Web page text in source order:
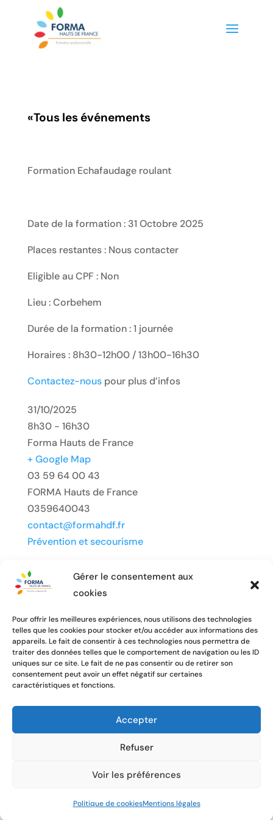
Gérer le consentement aux
cookies
Pour offrir les meilleures expériences, nous utilisons des technologies
telles que les cookies pour stocker et/ou accéder aux informations des
appareils. Le fait de consentir à ces technologies nous permettra de
traiter des données telles que le comportement de navigation ou les ID
uniques sur ce site. Le fait de ne pas consentir ou de retirer son
consentement peut avoir un effet négatif sur certaines
caractéristiques et fonctions.
Accepter
Refuser
Voir les préférences
Politique de cookiesMentions légales
«Tous les événements
Formation Echafaudage roulant
Date de la formation : 31 Octobre 2025
Places restantes : Nous contacter
Eligible au CPF : Non
Lieu : Corbehem
Durée de la formation : 1 journée
Horaires : 8h30-12h00 / 13h00-16h30
Contactez-nouspour plus d’infos
31/10/2025
8h30 - 16h30
Forma Hauts de France
+ Google Map
03 59 64 00 43
FORMA Hauts de France
0359640043
contact@formahdf.fr
Prévention et secourisme